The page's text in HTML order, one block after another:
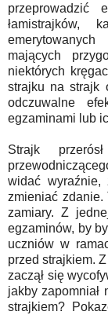
przeprowadzić
łamistrajków,
mających
niektórych
strajku na strajk
odczuwalne
egzaminami lub
Strajk
widać wyraźnie,
zmieniać zdanie.
zamiary. Z
egzaminów, by
uczniów w
przed strajkiem.
zaczął się
jakby zapomniał
strajkiem?